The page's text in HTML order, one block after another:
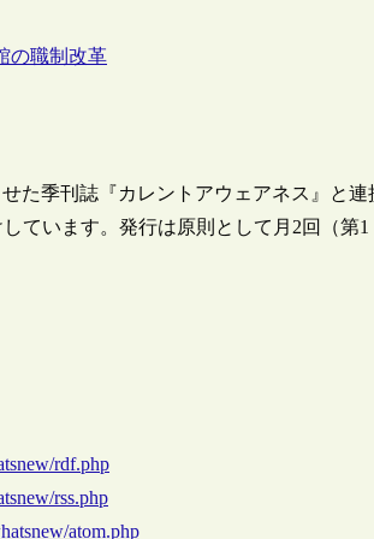
の職制改革
た季刊誌『カレントアウェアネス』と
ています。発行は原則として月2回（第
rdf.php
rss.php
atom.php